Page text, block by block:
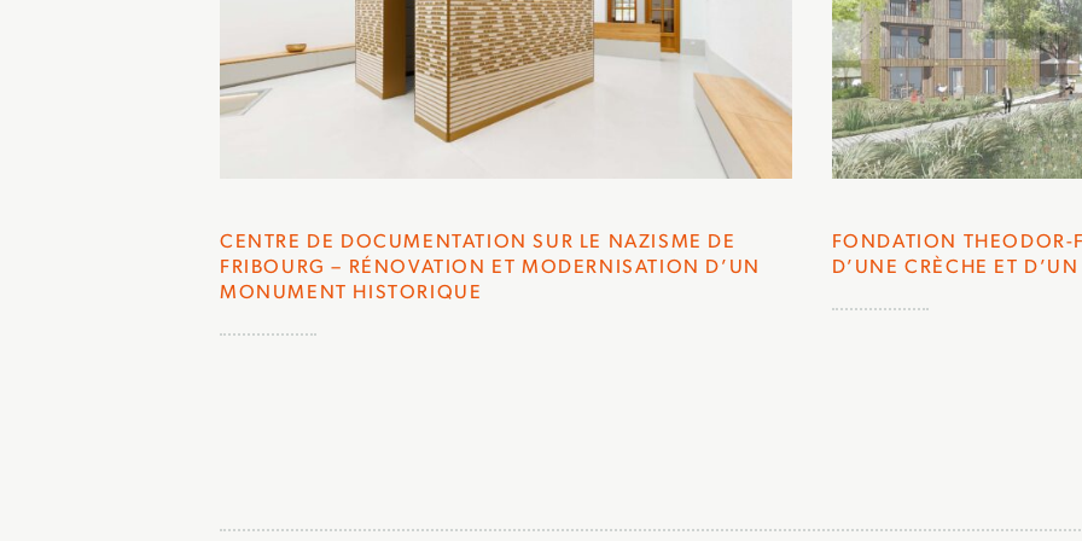
CENTRE DE DOCUMENTATION SUR LE NAZISME DE
FRIBOURG – RÉNOVATION ET MODERNISATION D’UN
MONUMENT HISTORIQUE
FONDATION THEODOR-
D’UNE CRÈCHE ET